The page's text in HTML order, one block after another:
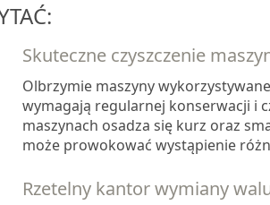
Skuteczne czyszczenie
Olbrzymie maszyny
wymagają regularnej konserwacji i
maszynach osadza się kurz oraz
może prowokować wystąpienie
Rzetelny kantor wymiany